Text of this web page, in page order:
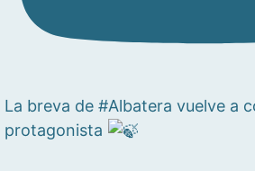
La breva de #Albatera vuelve a
protagonista